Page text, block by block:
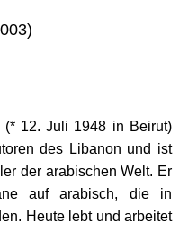
(* 12. Juli 1948 in Beirut)
des Libanon und ist
der arabischen Welt. Er
auf arabisch, die in
Heute lebt und arbeitet